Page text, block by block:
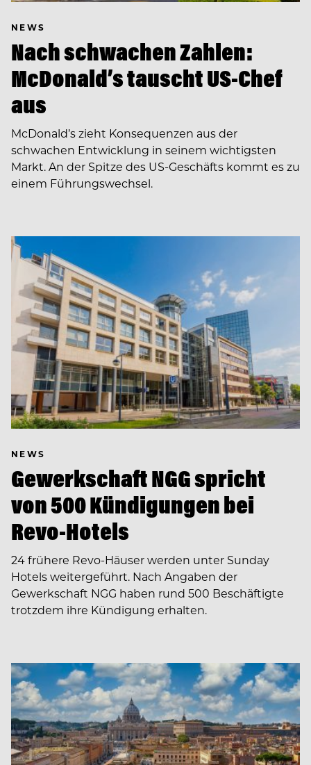
NEWS
Nach schwachen Zahlen:
McDonald’s tauscht US-Chef
aus
McDonald’s zieht Konsequenzen aus der
schwachen Entwicklung in seinem wichtigsten
Markt. An der Spitze des US-Geschäfts kommt es zu
einem Führungswechsel.
NEWS
Gewerkschaft NGG spricht
von 500 Kündigungen bei
Revo-Hotels
24 frühere Revo-Häuser werden unter Sunday
Hotels weitergeführt. Nach Angaben der
Gewerkschaft NGG haben rund 500 Beschäftigte
trotzdem ihre Kündigung erhalten.